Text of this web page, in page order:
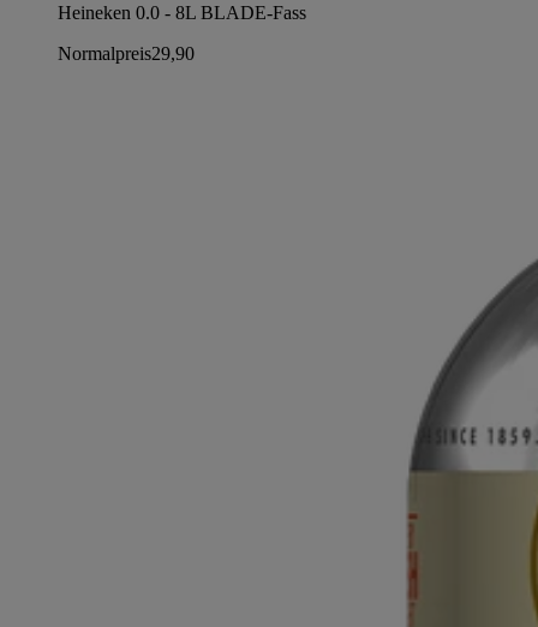
Heineken 0.0 - 8L BLADE-Fass
Normalpreis29,90